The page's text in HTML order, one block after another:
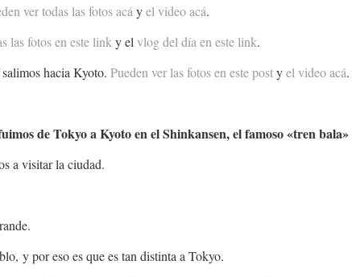
ver todas las fotos acá yel video acá.
las fotos en este link y el vlog del día en este link.
hacia Kyoto. Pueden ver las fotos en este postyel video acá.
de Tokyo a Kyoto en el Shinkansen, el famoso «tren
a visitar la ciudad.
y por eso es que es tan distinta a Tokyo.